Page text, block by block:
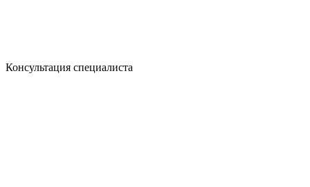
Консультация специалиста